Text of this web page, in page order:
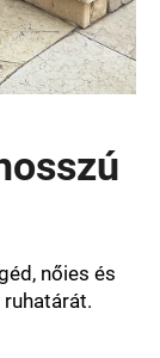
nőies és